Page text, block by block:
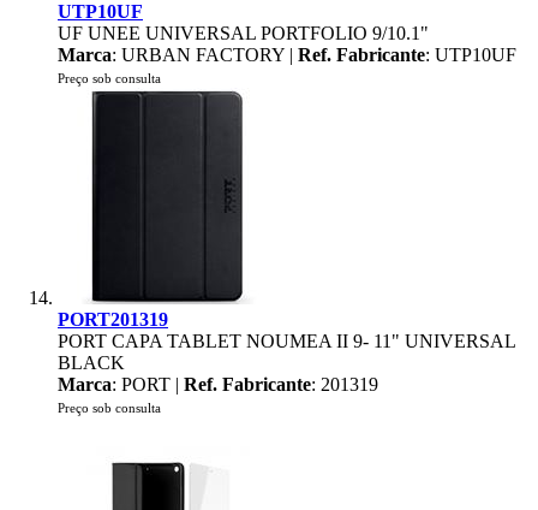
UTP10UF
UF UNEE UNIVERSAL PORTFOLIO 9/10.1"
Marca: URBAN FACTORY | Ref. Fabricante: UTP10UF
Preço sob consulta
PORT201319
PORT CAPA TABLET NOUMEA II 9- 11" UNIVERSAL
BLACK
Marca: PORT | Ref. Fabricante: 201319
Preço sob consulta